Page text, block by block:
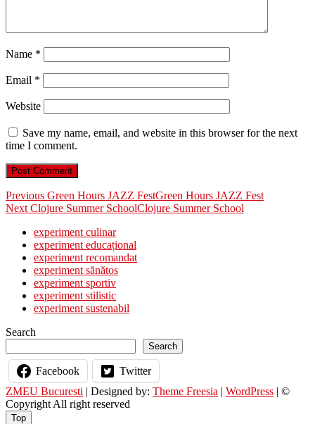
Name *
Email *
Website
Save my name, email, and website in this browser for the next
time I comment.
Post
navigation
Previous Previous
post:
Green Hours JAZZ FestGreen Hours JAZZ Fest
Next Next
Clojure Summer SchoolClojure Summer School
experiment culinar
experiment educațional
experiment recomandat
experiment sănătos
experiment sportiv
experiment stilistic
experiment sustenabil
Search
Search
Facebook
Twitter
ZMEU Bucuresti | Designed by: Theme Freesia | WordPress | ©
Copyright All right reserved
Top